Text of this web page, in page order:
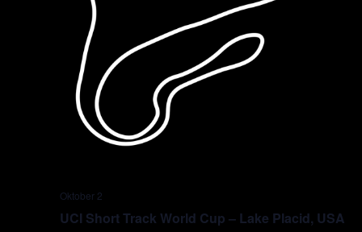
UCI Short Track World Cup – Lake Placid, USA
Oktober 2